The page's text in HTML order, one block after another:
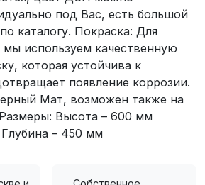
под Вас, есть большой
каталогу. Покраска: Для
мы используем качественную
которая устойчива к
появление коррозии.
Мат, возможен также на
Высота – 600 мм
– 450 мм